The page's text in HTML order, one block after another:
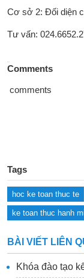
Cơ sở 2: Đối diện
Tư vấn:
Comments
comments
Tags
hoc ke toan thuc te
ke toan thuc hanh
BÀI VIẾT LIÊN
Khóa đào tạo